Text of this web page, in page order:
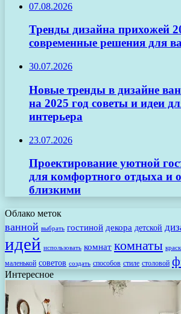
07.08.2026
Тренды дизайна прихожей
современные решения для
30.07.2026
Новые тренды в дизайне
на 2025 год советы и идеи
интерьера
23.07.2026
Проектирование уютной
для комфортного отдыха и
близкими
Облако меток
ванной выбрать гостиной декора детской
идей использовать комнат комнаты
маленькой советов создать способов стиле столовой
Интересное